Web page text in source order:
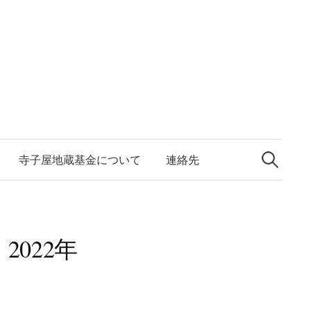
寺子屋地蔵基金について 連絡先
検
索:
年